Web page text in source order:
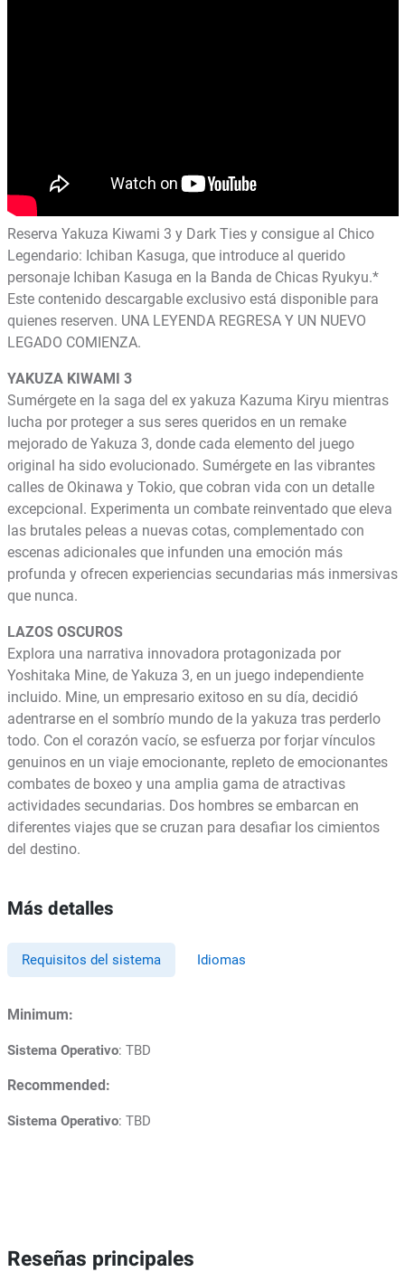
Reserva Yakuza Kiwami 3 y Dark Ties y consigue al Chico
Legendario: Ichiban Kasuga, que introduce al querido
personaje Ichiban Kasuga en la Banda de Chicas Ryukyu.*
Este contenido descargable exclusivo está disponible para
quienes reserven. UNA LEYENDA REGRESA Y UN NUEVO
LEGADO COMIENZA.
YAKUZA KIWAMI 3
Sumérgete en la saga del ex yakuza Kazuma Kiryu mientras
lucha por proteger a sus seres queridos en un remake
mejorado de Yakuza 3, donde cada elemento del juego
original ha sido evolucionado. Sumérgete en las vibrantes
calles de Okinawa y Tokio, que cobran vida con un detalle
excepcional. Experimenta un combate reinventado que eleva
las brutales peleas a nuevas cotas, complementado con
escenas adicionales que infunden una emoción más
profunda y ofrecen experiencias secundarias más inmersivas
que nunca.
LAZOS OSCUROS
Explora una narrativa innovadora protagonizada por
Yoshitaka Mine, de Yakuza 3, en un juego independiente
incluido. Mine, un empresario exitoso en su día, decidió
adentrarse en el sombrío mundo de la yakuza tras perderlo
todo. Con el corazón vacío, se esfuerza por forjar vínculos
genuinos en un viaje emocionante, repleto de emocionantes
combates de boxeo y una amplia gama de atractivas
actividades secundarias. Dos hombres se embarcan en
diferentes viajes que se cruzan para desafiar los cimientos
del destino.
Más detalles
Requisitos del sistema Idiomas
Minimum:
Sistema Operativo: TBD
Recommended:
Sistema Operativo: TBD
Reseñas principales